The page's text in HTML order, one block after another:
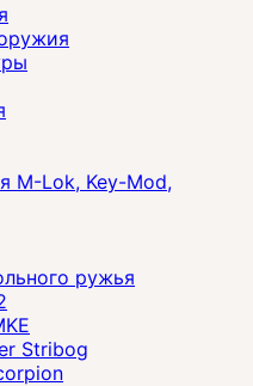
M-Lok, Key-Mod,
ружья
Stribog